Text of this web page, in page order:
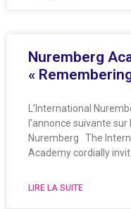
Nuremberg
«
L’International
l’annonce suivante
Nuremberg The
Academy cordially
LIRE LA SUITE